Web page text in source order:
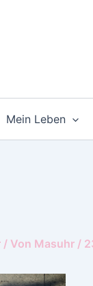
Mein Leben
/ Von Masuhr /